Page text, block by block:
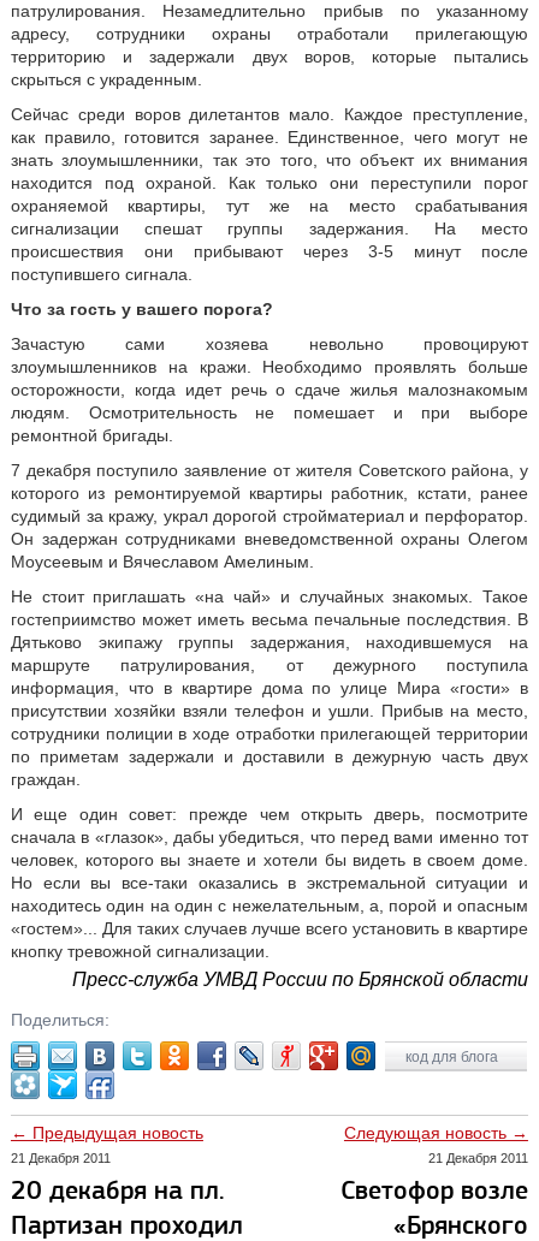
патрулирования. Незамедлительно прибыв по указанному
адресу, сотрудники охраны отработали прилегающую
территорию и задержали двух воров, которые пытались
скрыться с украденным.
Сейчас среди воров дилетантов мало. Каждое преступление,
как правило, готовится заранее. Единственное, чего могут не
знать злоумышленники, так это того, что объект их внимания
находится под охраной. Как только они переступили порог
охраняемой квартиры, тут же на место срабатывания
сигнализации спешат группы задержания. На место
происшествия они прибывают через 3-5 минут после
поступившего сигнала.
Что за гость у вашего порога?
Зачастую сами хозяева невольно провоцируют
злоумышленников на кражи. Необходимо проявлять больше
осторожности, когда идет речь о сдаче жилья малознакомым
людям. Осмотрительность не помешает и при выборе
ремонтной бригады.
7 декабря поступило заявление от жителя Советского района, у
которого из ремонтируемой квартиры работник, кстати, ранее
судимый за кражу, украл дорогой стройматериал и перфоратор.
Он задержан сотрудниками вневедомственной охраны Олегом
Моусеевым и Вячеславом Амелиным.
Не стоит приглашать «на чай» и случайных знакомых. Такое
гостеприимство может иметь весьма печальные последствия. В
Дятьково экипажу группы задержания, находившемуся на
маршруте патрулирования, от дежурного поступила
информация, что в квартире дома по улице Мира «гости» в
присутствии хозяйки взяли телефон и ушли. Прибыв на место,
сотрудники полиции в ходе отработки прилегающей территории
по приметам задержали и доставили в дежурную часть двух
граждан.
И еще один совет: прежде чем открыть дверь, посмотрите
сначала в «глазок», дабы убедиться, что перед вами именно тот
человек, которого вы знаете и хотели бы видеть в своем доме.
Но если вы все-таки оказались в экстремальной ситуации и
находитесь один на один с нежелательным, а, порой и опасным
«гостем»... Для таких случаев лучше всего установить в квартире
кнопку тревожной сигнализации.
Пресс-служба УМВД России по Брянской области
Поделиться:
код для блога
← Предыдущая новость
21 Декабря 2011
20 декабря на пл.
Партизан проходил
Следующая новость →
21 Декабря 2011
Светофор возле
«Брянского